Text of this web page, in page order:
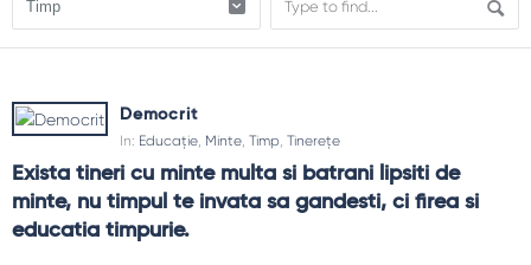
În familie, timpul fidelizează relațiile; în organizații, timpul
bine folosit crește calitatea și scade costurile; în educație,
adevăruri în propoziții care nu se uită ușor.Memoria are și
ea timp: ceea ce nu onorăm prin ritualuri dispare. De
aceea, timpul pentru recunoștință, lectură, mers pe jos nu e
lux, ci întreținerea motorului interior.
Teme frecvente
Democrit
In: Educație, Minte, Timp, Tinerețe
Exista tineri cu minte multa si batrani lipsiti de
minte, nu timpul te invata sa gandesti, ci firea si
educatia timpurie.